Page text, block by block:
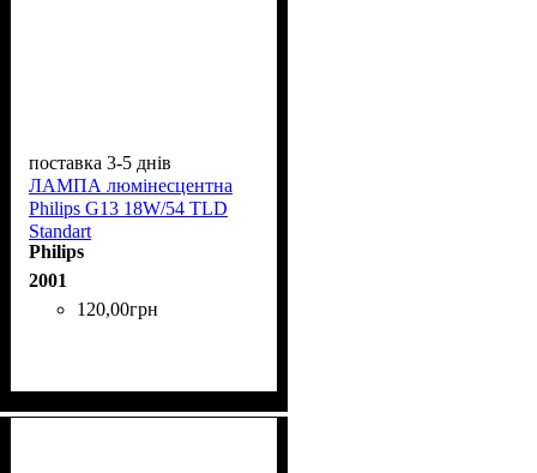
поставка 3-5 днів
ЛАМПА люмінесцентна
Phіlіps G13 18W/54 TLD
Standart
Philips
2001
120,00грн